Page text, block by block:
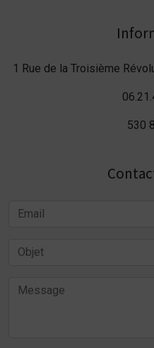
1 Rue de la Troisième
530